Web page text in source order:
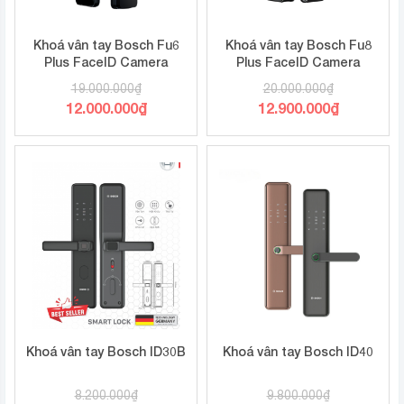
Khoá vân tay Bosch Fu6
Plus FaceID Camera
19.000.000₫
Giá
là:
19.000.000₫.
12.000.000₫
Giá
là:
12.000.000₫.
Khoá vân tay Bosch Fu8
Plus FaceID Camera
20.000.000₫
Giá
là:
12.900.000₫
Giá
là:
12.900.000₫.
Khoá vân tay Bosch ID30B
8.200.000₫
Khoá vân tay Bosch ID40
9.800.000₫